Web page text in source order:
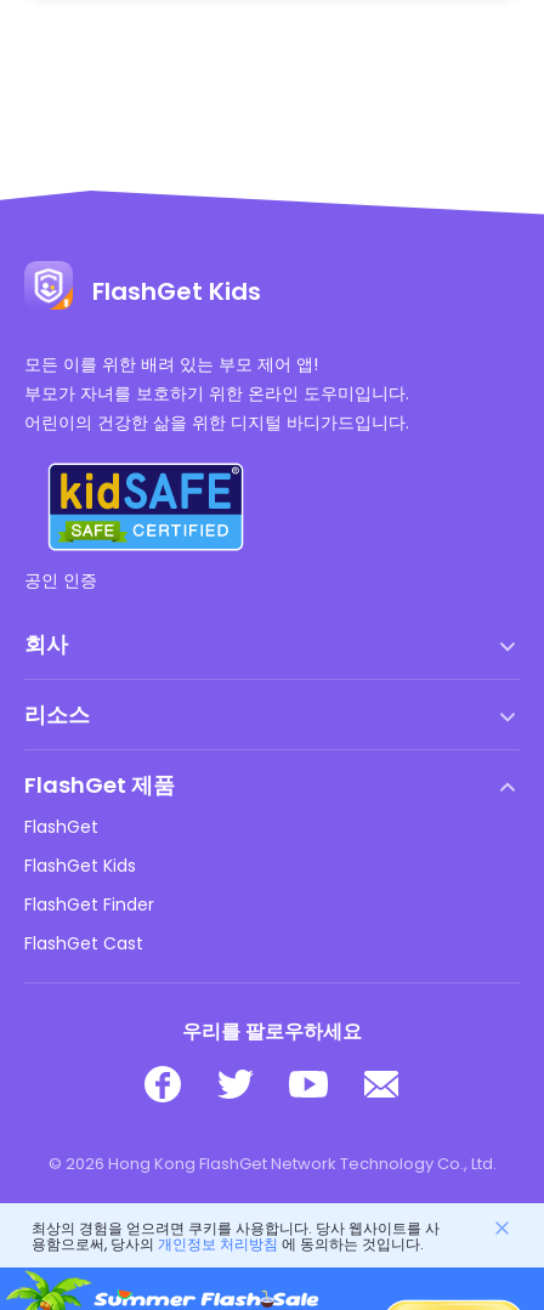
FlashGet Kids
모든 이를 위한 배려 있는 부모 제어 앱!
부모가 자녀를 보호하기 위한 온라인 도우미입니다.
어린이의 건강한 삶을 위한 디지털 바디가드입니다.
공인 인증
회사
DMCA 정책
개인정보 처리방침
광고 정책
내 정보를 판매하지 마십시오
리소스
아동 온라인 안전
다운로드
FlashGet 제품
FlashGet
FlashGet Kids
FlashGet Finder
FlashGet Cast
우리를 팔로우하세요
© 2026 Hong Kong FlashGet Network Technology Co., Ltd.
최상의 경험을 얻으려면 쿠키를 사용합니다. 당사 웹사이트를 사
용함으로써, 당사의 개인정보 처리방침 에 동의하는 것입니다.